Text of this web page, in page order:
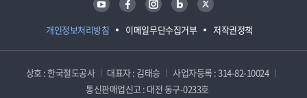
개인정보처리방침 이메일무단수집거부 저작권정책
상호 : 한국철도공사 대표자 : 김태승
사업자등록 : 314-82-10024
통신판매업신고 : 대전 동구-0233호